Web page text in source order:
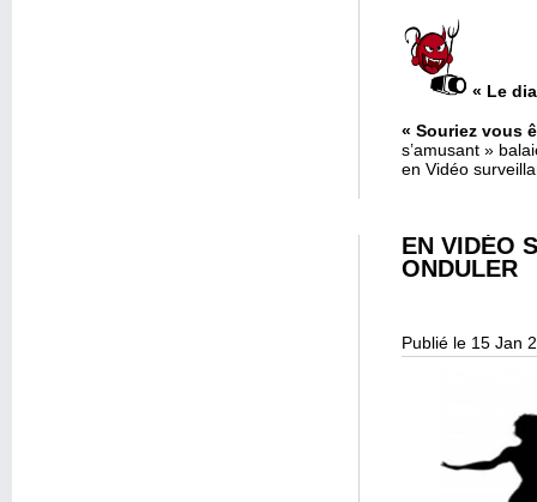
« Le
« Souriez vous
s’amusant »
en Vidéo
EN VIDÉO
ONDULER
Publié le 15 Jan